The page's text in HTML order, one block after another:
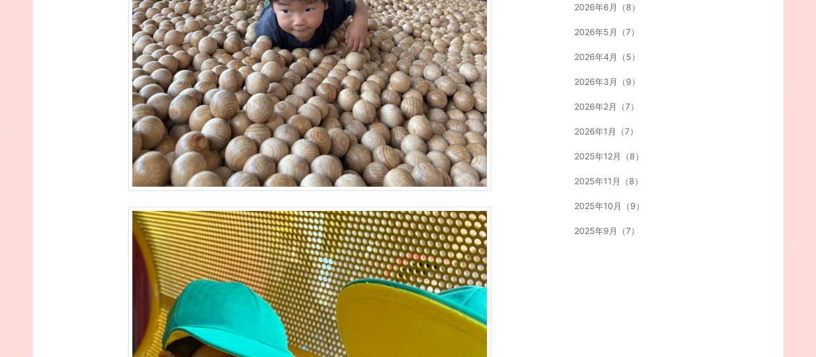
2026年6月（8）
2026年5月（7）
2026年4月（5）
2026年3月（9）
2026年2月（7）
2026年1月（7）
2025年12月（8）
2025年11月（8）
2025年10月（9）
2025年9月（7）